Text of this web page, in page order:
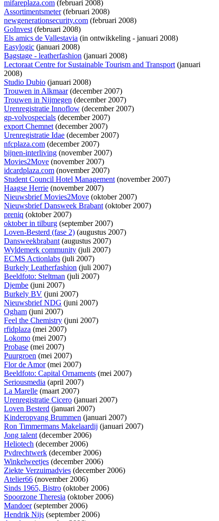
mifareplaza.com (februari 2008)
Assortimentsmeter(februari 2008)
newgenerationsecurity.com (februari 2008)
GoInvest(februari 2008)
Els amics de Vallestavia (in ontwikkeling - januari 2008)
Easylogic (januari 2008)
Bagstage - leatherfashion (januari 2008)
Lectoraat Centre for Sustainable Tourism and Transport(januari
2008)
Studio Dubio (januari 2008)
Trouwen in Alkmaar(december 2007)
Trouwen in Nijmegen (december 2007)
Urenregistratie Innoflow (december 2007)
gp-volvospecials (december 2007)
export Chemnet(december 2007)
Urenregistratie Idae (december 2007)
nfcplaza.com (december 2007)
bijnen-interliving (november 2007)
Movies2Move (november 2007)
idcardplaza.com (november 2007)
Student Council Hotel Management(november 2007)
Haagse Herrie (november 2007)
Nieuwsbrief Movies2Move (oktober 2007)
Nieuwsbrief Dansweek Brabant(oktober 2007)
preniq (oktober 2007)
oktober in tilburg (september 2007)
Loven-Besterd (fase 2) (augustus 2007)
Dansweekbrabant(augustus 2007)
Wyldemerk community (juli 2007)
ECMS Actionlabs (juli 2007)
Burkely Leatherfashion (juli 2007)
Beeldfoto: Steltman (juli 2007)
Djembe (juni 2007)
Burkely BV (juni 2007)
Nieuwsbrief NDG (juni 2007)
Ogham (juni 2007)
Feel the Chemistry (juni 2007)
rfidplaza (mei 2007)
Lokomo (mei 2007)
Probase (mei 2007)
Puurgroen (mei 2007)
Flor de Amor(mei 2007)
Beeldfoto: Capital Ornaments (mei 2007)
Seriousmedia (april 2007)
La Marelle (maart 2007)
Urenregistratie Cicero (januari 2007)
Loven Besterd (januari 2007)
Kinderopvang Brummen (januari 2007)
Ron Timmermans Makelaardij (januari 2007)
Jong talent(december 2006)
Heliotech (december 2006)
Pvdrechtwerk (december 2006)
Winkelweetjes (december 2006)
Ziekte Verzuimadvies (december 2006)
Atelier66 (november 2006)
Sinds 1965, Bistro (oktober 2006)
Spoorzone Theresia (oktober 2006)
Mandoer(september 2006)
Hendrik Nijs (september 2006)